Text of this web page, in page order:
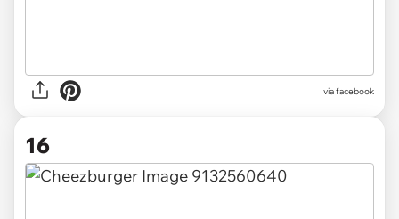
via facebook
16